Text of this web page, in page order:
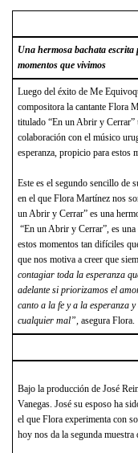
Una hermosa bachata
momentos que vivimos
Luego del éxito de Me
compositora la cantante Flora
titulado “En un Abrir y Cerrar”
colaboración con el músico
esperanza, propicio para estos
Este es el segundo sencillo de
en el que Flora Martínez nos
un Abrir y Cerrar” es una
“En un Abrir y Cerrar”, es una
estos momentos tan difíciles
que nos motiva a creer que
contagiar toda la esperanza
adelante si priorizamos el
canto a la fe y a la esperanza
cualquier mal”, asegura Flora.
Bajo la producción de José
Vanegas. José su esposo ha
el que Flora experimenta con
hoy nos da la segunda